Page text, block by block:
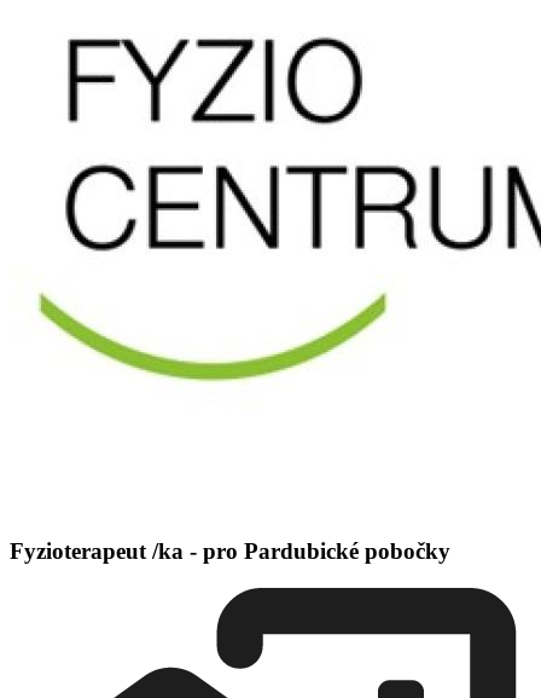
Fyzioterapeut /ka - pro Pardubické pobočky